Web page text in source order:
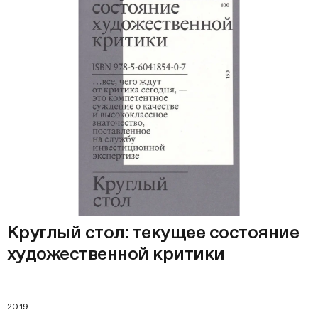
Круглый стол: текущее состояние
художественной критики
2019